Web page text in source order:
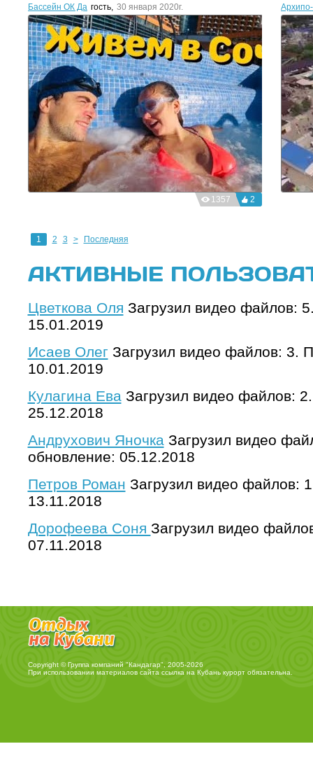
Бассейн ОК Дагомыс
гость, 30 января 2020г.
2
1357
1 2 3 > Последняя
АКТИВНЫЕ
Цветкова Оля Загрузил видео файлов:
15.01.2019
Исаев Олег Загрузил видео файлов: 3.
10.01.2019
Кулагина ЕваЗагрузил видео файлов:
25.12.2018
Андрухович ЯночкаЗагрузил видео
обновление: 05.12.2018
Петров Роман Загрузил видео файлов:
13.11.2018
Дорофеева Соня Загрузил видео
07.11.2018
Copyright © Группа компаний "Кандагар", 2005-2026
При использовании материалов сайта ссылка на Кубань курортобязательна.